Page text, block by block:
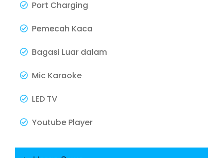
Port Charging
Pemecah Kaca
Bagasi Luar dalam
Mic Karaoke
LED TV
Youtube Player